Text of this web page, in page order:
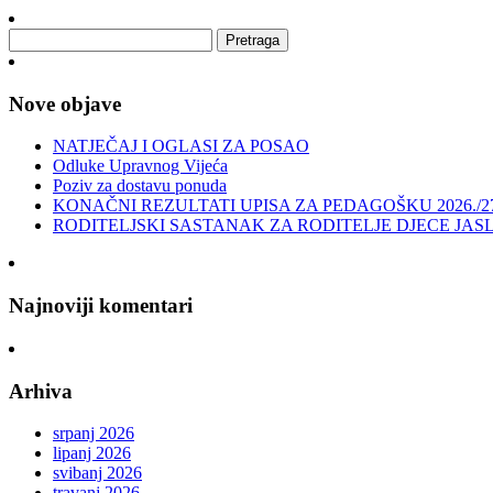
Nove objave
NATJEČAJ I OGLASI ZA POSAO
Odluke Upravnog Vijeća
Poziv za dostavu ponuda
KONAČNI REZULTATI UPISA ZA PEDAGOŠKU 2026./
RODITELJSKI SASTANAK ZA RODITELJE DJECE
Najnoviji komentari
Arhiva
srpanj 2026
lipanj 2026
svibanj 2026